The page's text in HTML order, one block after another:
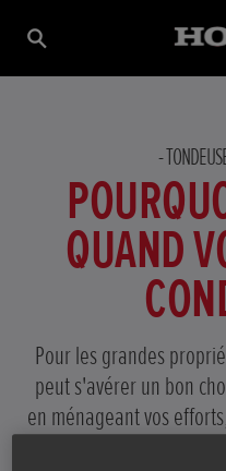
QUAND
Pour les grandes
peut s'avérer un bon
en ménageant vos